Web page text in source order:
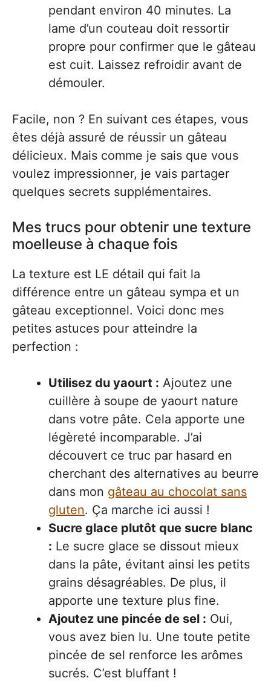
pendant environ 40 minutes. La
lame d’un couteau doit ressortir
propre pour confirmer que le gâteau
est cuit. Laissez refroidir avant de
démouler.
Facile, non ? En suivant ces étapes, vous
êtes déjà assuré de réussir un gâteau
délicieux. Mais comme je sais que vous
voulez impressionner, je vais partager
quelques secrets supplémentaires.
Mes trucs pour obtenir une texture
moelleuse à chaque fois
La texture est LE détail qui fait la
différence entre un gâteau sympa et un
gâteau exceptionnel. Voici donc mes
petites astuces pour atteindre la
perfection :
Utilisez du yaourt : Ajoutez une
cuillère à soupe de yaourt nature
dans votre pâte. Cela apporte une
légèreté incomparable. J’ai
découvert ce truc par hasard en
cherchant des alternatives au beurre
dans mon gâteau au chocolat sans
gluten. Ça marche ici aussi !
Sucre glace plutôt que sucre blanc
: Le sucre glace se dissout mieux
dans la pâte, évitant ainsi les petits
grains désagréables. De plus, il
apporte une texture plus fine.
Ajoutez une pincée de sel : Oui,
vous avez bien lu. Une toute petite
pincée de sel renforce les arômes
sucrés. C’est bluffant !